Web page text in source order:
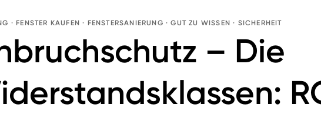
· FENSTER KAUFEN · FENSTERSANIERUNG ·GUT ZU WISSEN · SICHERHEIT
– Die